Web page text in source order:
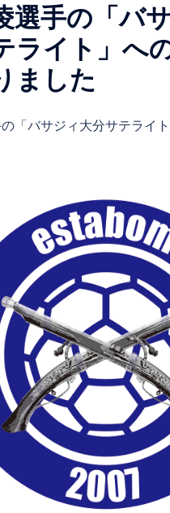
選手の「バ
ライト」へ
ました
「バサジィ大分サテライ